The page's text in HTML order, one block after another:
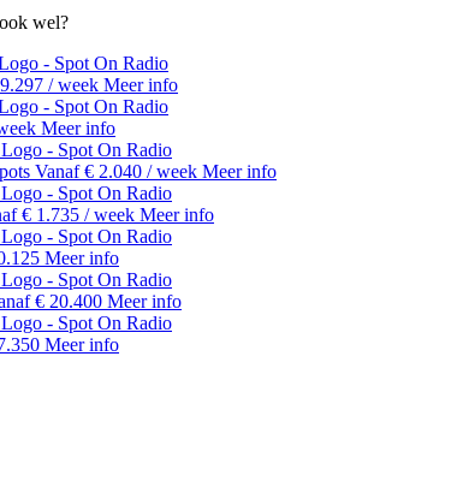
wel?
/ week Meer info
Meer info
Vanaf € 2.040 / week Meer info
€ 1.735 / week Meer info
Meer info
€ 20.400 Meer info
Meer info